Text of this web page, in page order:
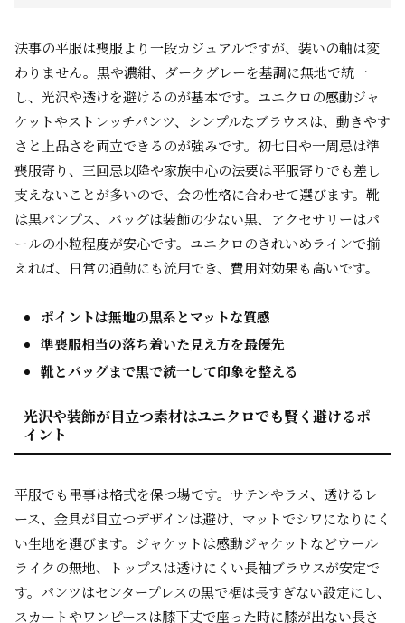
法事の平服は喪服より一段カジュアルですが、装いの軸は変
わりません。黒や濃紺、ダークグレーを基調に無地で統一
し、光沢や透けを避けるのが基本です。ユニクロの感動ジャ
ケットやストレッチパンツ、シンプルなブラウスは、動きやす
さと上品さを両立できるのが強みです。初七日や一周忌は準
喪服寄り、三回忌以降や家族中心の法要は平服寄りでも差し
支えないことが多いので、会の性格に合わせて選びます。靴
は黒パンプス、バッグは装飾の少ない黒、アクセサリーはパ
ールの小粒程度が安心です。ユニクロのきれいめラインで揃
えれば、日常の通勤にも流用でき、費用対効果も高いです。
ポイントは無地の黒系とマットな質感
準喪服相当の落ち着いた見え方を最優先
靴とバッグまで黒で統一して印象を整える
光沢や装飾が目立つ素材はユニクロでも賢く避けるポ
イント
平服でも弔事は格式を保つ場です。サテンやラメ、透けるレ
ース、金具が目立つデザインは避け、マットでシワになりにく
い生地を選びます。ジャケットは感動ジャケットなどウール
ライクの無地、トップスは透けにくい長袖ブラウスが安定で
す。パンツはセンタープレスの黒で裾は長すぎない設定にし、
スカートやワンピースは膝下丈で座った時に膝が出ない長さ